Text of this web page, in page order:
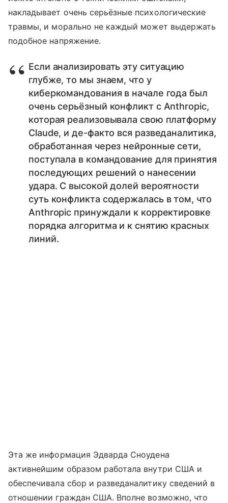
накладывает очень серьёзные психологические
травмы, и морально не каждый может выдержать
подобное напряжение.
Если анализировать эту ситуацию
глубже, то мы знаем, что у
киберкомандования в начале года был
очень серьёзный конфликт с Anthropic,
которая реализовывала свою платформу
Claude, и де-факто вся разведаналитика,
обработанная через нейронные сети,
поступала в командование для принятия
последующих решений о нанесении
удара. С высокой долей вероятности
суть конфликта содержалась в том, что
Anthropic принуждали к корректировке
порядка алгоритма и к снятию красных
линий.
Эта же информация Эдварда Сноудена
активнейшим образом работала внутри США и
обеспечивала сбор и разведаналитику сведений в
отношении граждан США. Вполне возможно, что